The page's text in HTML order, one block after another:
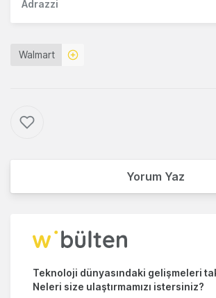
Adrazzi
Walmart
Yorum Yaz
Teknoloji dünyasındaki gelişmeleri
Neleri size ulaştırmamızı istersiniz?